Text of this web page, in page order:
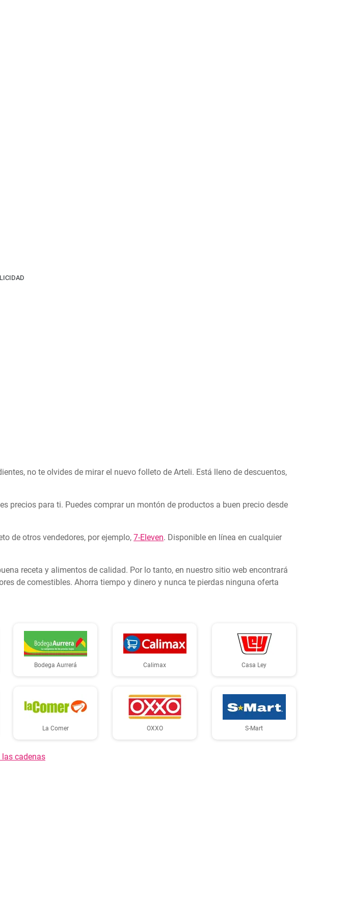
no te olvides de mirar el nuevo folleto de Arteli. Está lleno de descuentos,
precios para ti. Puedes comprar un montón de productos a buen precio desde
de otros vendedores, por ejemplo, 7-Eleven. Disponible en línea en cualquier
receta y alimentos de calidad. Por lo tanto, en nuestro sitio web encontrará
de comestibles. Ahorra tiempo y dinero y nunca te pierdas ninguna oferta
Bodega Aurrerá Calimax Casa Ley
La Comer OXXO S-Mart
las cadenas